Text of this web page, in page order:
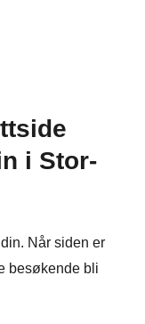
i Stor-
Når siden er
besøkende bli